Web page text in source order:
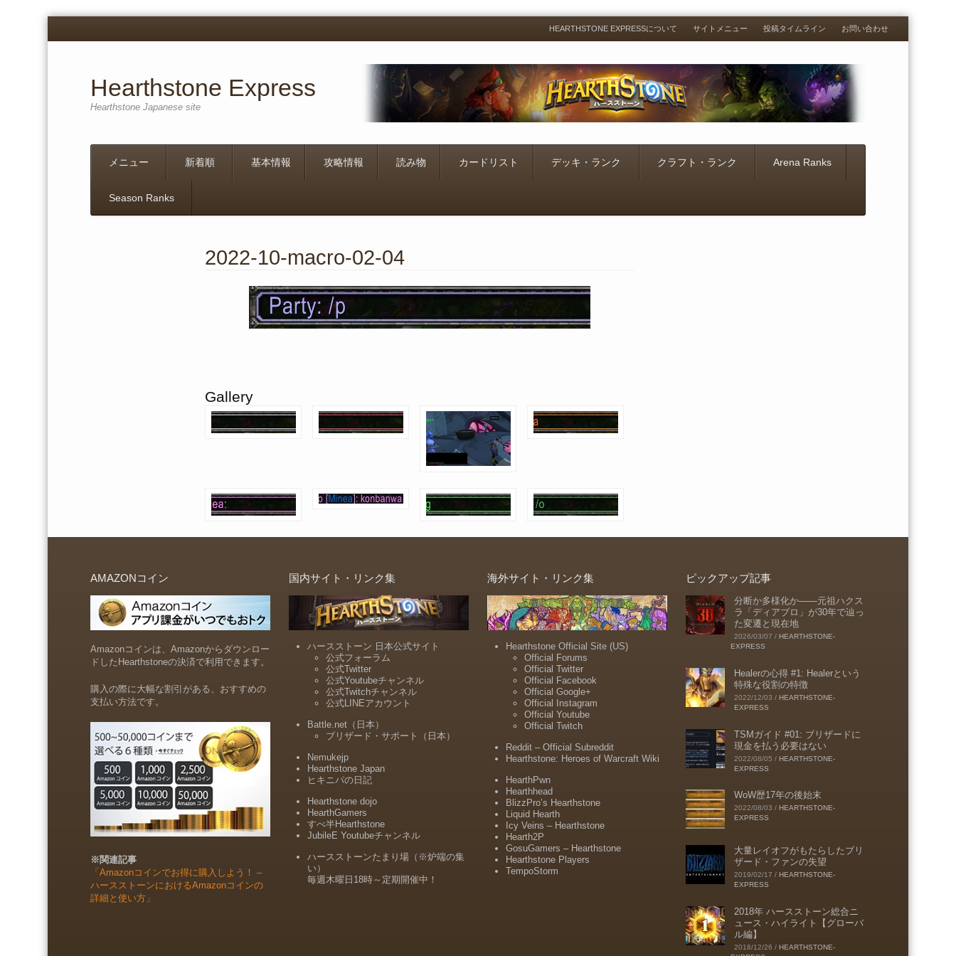
Menu
Skip
to
HEARTHSTONE EXPRESSについて サイトメニュー 投稿タイムライン お問い合わせ
Hearthstone Express
Hearthstone Japanese site
メニュー 新着順 基本情報 攻略情報 読み物 カードリスト デッキ・ランク クラフト・ランク Arena Ranks
Season Ranks
2022-10-macro-02-04
Gallery
AMAZONコイン
Amazonコインは、Amazonからダウンロー
ドしたHearthstoneの決済で利用できます。
購入の際に大幅な割引がある、おすすめの
支払い方法です。
※関連記事
「Amazonコインでお得に購入しよう！ –
ハースストーンにおけるAmazonコインの
詳細と使い方」
国内サイト・リンク集
ハースストーン 日本公式サイト
公式フォーラム
公式Twitter
公式Youtubeチャンネル
公式Twitchチャンネル
公式LINEアカウント
Battle.net（日本）
ブリザード・サポート（日本）
Nemukejp
Hearthstone Japan
ヒキニパの日記
Hearthstone dojo
HearthGamers
すべ半Hearthstone
JubileE Youtubeチャンネル
ハースストーンたまり場（※炉端の集
い）
毎週木曜日18時～定期開催中！
海外サイト・リンク集
Hearthstone Official Site (US)
Official Forums
Official Twitter
Official Facebook
Official Google+
Official Instagram
Official Youtube
Official Twitch
Reddit – Official Subreddit
Hearthstone: Heroes of Warcraft Wiki
HearthPwn
Hearthhead
BlizzPro’s Hearthstone
Liquid Hearth
Icy Veins – Hearthstone
Hearth2P
GosuGamers – Hearthstone
Hearthstone Players
TempoStorm
ピックアップ記事
分断か多様化か――元祖ハクス
ラ「ディアブロ」が30年で辿っ
た変遷と現在地
2026/03/07 / HEARTHSTONE-
EXPRESS
Healerの心得 #1: Healerという
特殊な役割の特徴
2022/12/03 / HEARTHSTONE-
EXPRESS
TSMガイド #01: ブリザードに
現金を払う必要はない
2022/08/05 / HEARTHSTONE-
EXPRESS
WoW歴17年の後始末
2022/08/03 / HEARTHSTONE-
EXPRESS
大量レイオフがもたらしたブリ
ザード・ファンの失望
2019/02/17 / HEARTHSTONE-
EXPRESS
2018年 ハースストーン総合ニ
ュース・ハイライト【グローバ
ル編】
2018/12/26 / HEARTHSTONE-